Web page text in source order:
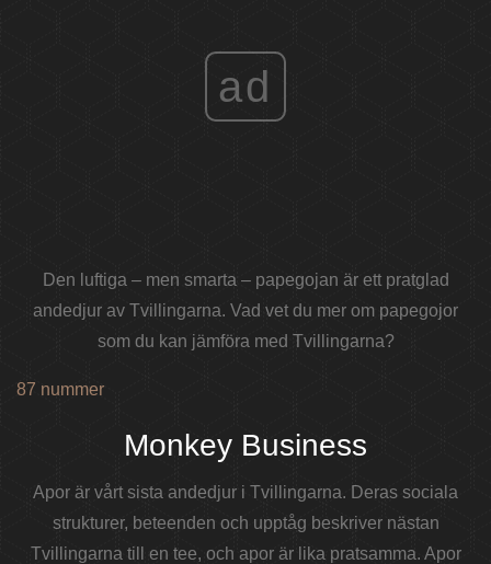
ad
Den luftiga – men smarta – papegojan är ett pratglad
andedjur av Tvillingarna. Vad vet du mer om papegojor
som du kan jämföra med Tvillingarna?
87 nummer
Monkey Business
Apor är vårt sista andedjur i Tvillingarna. Deras sociala
strukturer, beteenden och upptåg beskriver nästan
Tvillingarna till en tee, och apor är lika pratsamma. Apor